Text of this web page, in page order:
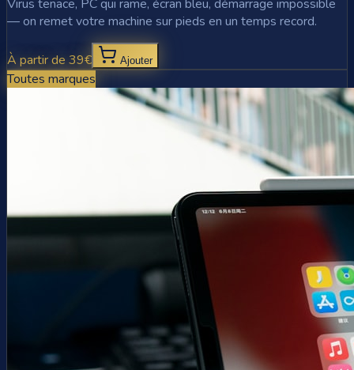
Virus tenace, PC qui rame, écran bleu, démarrage impossible
— on remet votre machine sur pieds en un temps record.
À partir de 39€ Ajouter
Toutes marques